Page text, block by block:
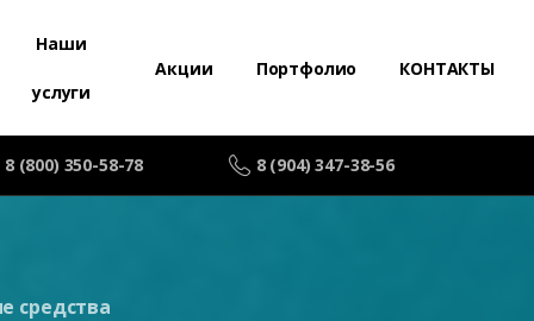
Наши
услуги
Акции Портфолио КОНТАКТЫ
8 (800) 350-58-78 8 (904) 347-38-56
средства